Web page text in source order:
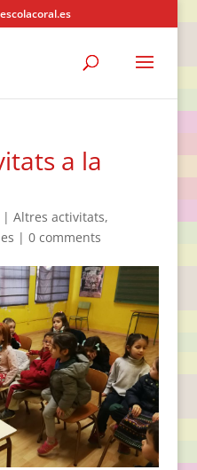
a la
Altres activitats,
| 0 comments